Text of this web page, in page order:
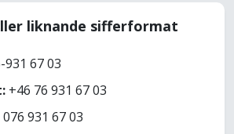
liknande sifferformat
931 67 03
+46 76 931 67 03
931 67 03